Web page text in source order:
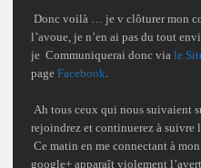
Donc voilà … je v clôturermon
l’avoue, je n’en ai pas du tout
je Communiquerai donc via le
page Facebook.
Ah tous ceux qui nous suivaient
rejoindrez et continuerez à suivre
Ce matin en me connectant à
google+ apparaît violement